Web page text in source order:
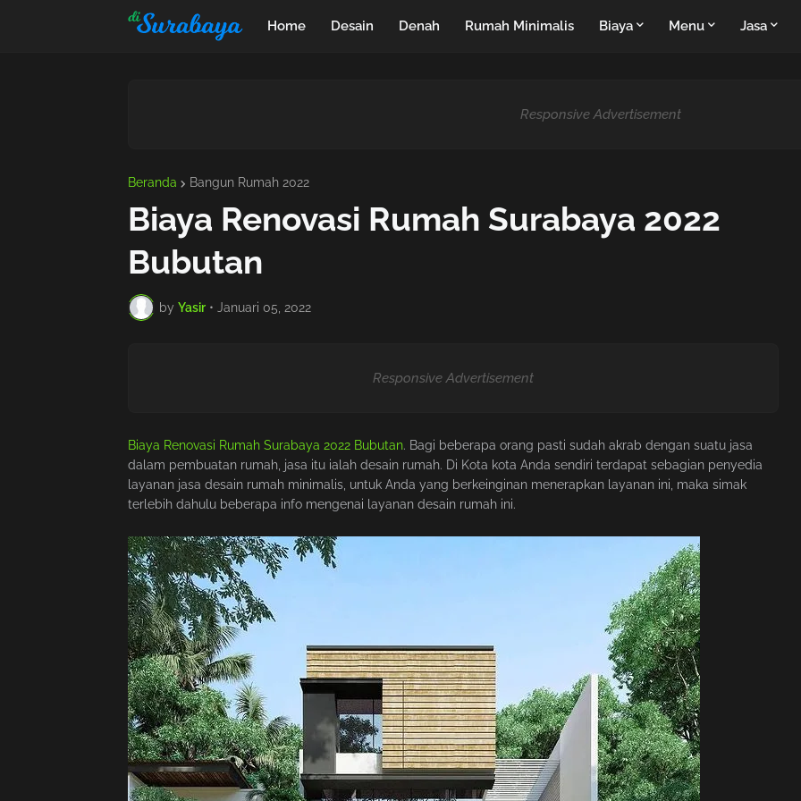
Home Desain Denah Rumah Minimalis Biaya Menu Jasa
Responsive Advertisement
Beranda Bangun Rumah 2022
Biaya Renovasi Rumah Surabaya 2022
Bubutan
by Yasir • Januari 05, 2022
Responsive Advertisement
Biaya Renovasi Rumah Surabaya 2022 Bubutan. Bagi beberapa orang pasti sudah akrab dengan suatu jasa
dalam pembuatan rumah, jasa itu ialah desain rumah. Di Kota kota Anda sendiri terdapat sebagian penyedia
layanan jasa desain rumah minimalis, untuk Anda yang berkeinginan menerapkan layanan ini, maka simak
terlebih dahulu beberapa info mengenai layanan desain rumah ini.